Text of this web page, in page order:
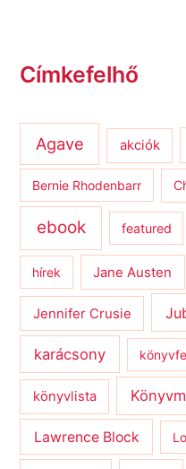
Címkefelhő
Agave akciók
Bernie Rhodenbarr
ebook featured
hírek Jane Austen
Jennifer Crusie
karácsony
könyvlista
Lawrence Block